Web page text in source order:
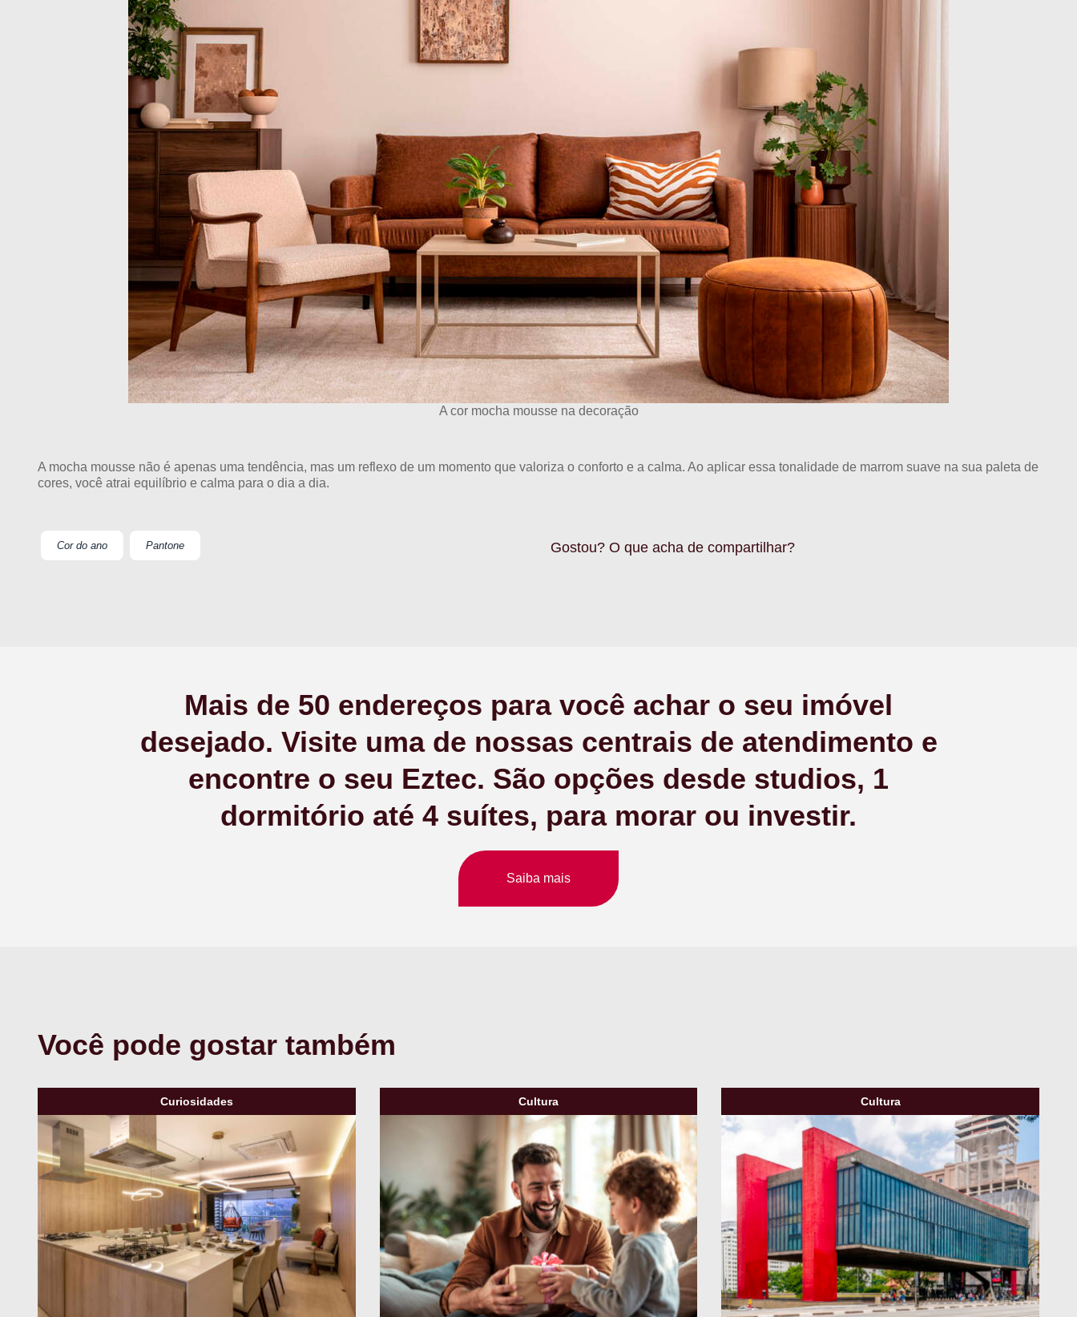
A cor mocha mousse na decoração
A mocha mousse não é apenas uma tendência, mas um reflexo de um momento que valoriza o conforto e a calma. Ao aplicar essa tonalidade de marrom suave na sua paleta de
cores, você atrai equilíbrio e calma para o dia a dia.
Cor do ano Pantone Gostou? O que acha de compartilhar?
Mais de 50 endereços para você achar o seu imóvel
desejado. Visite uma de nossas centrais de atendimento e
encontre o seu Eztec. São opções desde studios, 1
dormitório até 4 suítes, para morar ou investir.
Saiba mais
Você pode gostar também
Curiosidades Cultura Cultura